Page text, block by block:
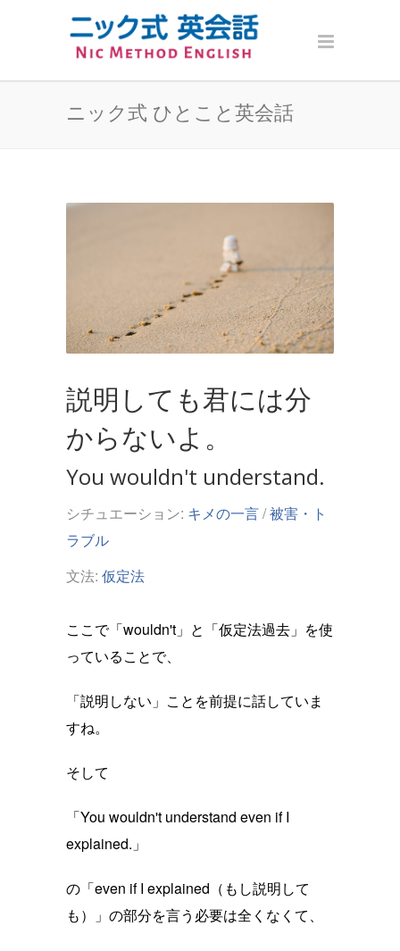
ニック式 ひとこと英会話
説明しても君には分
からないよ。
You wouldn't understand.
シチュエーション: キメの一言/被害・ト
ラブル
文法: 仮定法
ここで「wouldn't」と「仮定法過去」を使
っていることで、
「説明しない」ことを前提に話していま
すね。
そして
「You wouldn't understand even if I
explained.」
の「even if I explained（もし説明して
も）」の部分を言う必要は全くなくて、